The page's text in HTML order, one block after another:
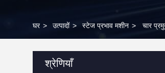
घर > उत्पादों > स्टेज प्रभाव मशीन > चार
श्रेणियाँ